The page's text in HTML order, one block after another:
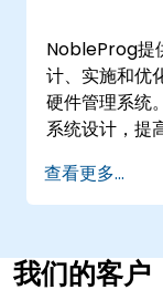
NobleProg提
计、实施和优
硬件管理系统
系统设计，提
务提供远程或
交互式远程桌
于线下服务，
查看更多...
我们的客户